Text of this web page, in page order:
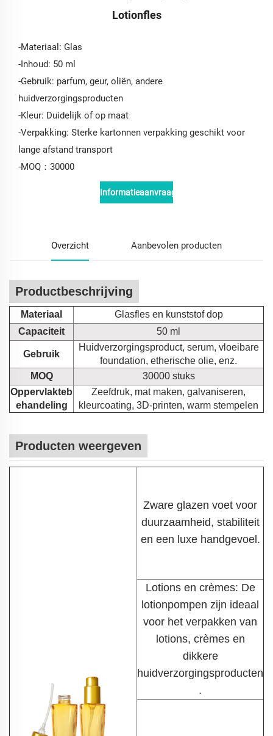
Lotionfles
-Materiaal: Glas
-Inhoud: 50 ml
-Gebruik: parfum, geur, oliën, andere
huidverzorgingsproducten
-Kleur: Duidelijk of op maat
-Verpakking: Sterke kartonnen verpakking geschikt voor
lange afstand transport
-MOQ：30000
Informatieaanvraag
Overzicht Aanbevolen producten
Productbeschrijving
Materiaal
Glasfles en kunststof dop
Capaciteit
50 ml
Gebruik
Huidverzorgingsproduct, serum, vloeibare
foundation, etherische olie, enz.
MOQ
30000 stuks
Oppervlakteb
ehandeling
Zeefdruk, mat maken, galvaniseren,
kleurcoating, 3D-printen, warm stempelen
Producten weergeven
Zware glazen voet voor
duurzaamheid, stabiliteit
en een luxe handgevoel.
Lotions en crèmes: De
lotionpompen zijn ideaal
voor het verpakken van
lotions, crèmes en
dikkere
huidverzorgingsproducten
.